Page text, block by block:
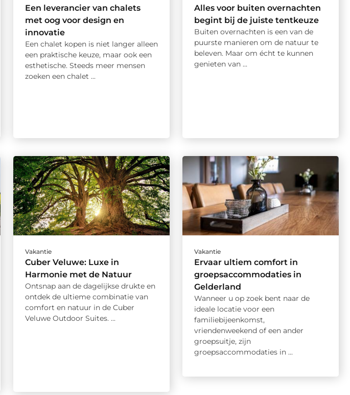
Een leverancier van chalets
met oog voor design en
innovatie
Een chalet kopen is niet langer alleen
een praktische keuze, maar ook een
esthetische. Steeds meer mensen
zoeken een chalet ...
Alles voor buiten overnachten
begint bij de juiste tentkeuze
Buiten overnachten is een van de
puurste manieren om de natuur te
beleven. Maar om écht te kunnen
genieten van ...
Vakantie
Cuber Veluwe: Luxe in
Harmonie met de Natuur
Ontsnap aan de dagelijkse drukte en
ontdek de ultieme combinatie van
comfort en natuur in de Cuber
Veluwe Outdoor Suites. ...
Vakantie
Ervaar ultiem comfort in
groepsaccommodaties in
Gelderland
Wanneer u op zoek bent naar de
ideale locatie voor een
familiebijeenkomst,
vriendenweekend of een ander
groepsuitje, zijn
groepsaccommodaties in ...